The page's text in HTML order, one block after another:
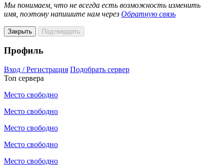
Мы понимаем, что не всегда есть возможность изменить
имя, поэтому напишите нам через Обратную связь
Закрыть Подтвердить
Профиль
Вход / Регистрация Подобрать сервер
Топ сервера
Место свободно
Место свободно
Место свободно
Место свободно
Место свободно